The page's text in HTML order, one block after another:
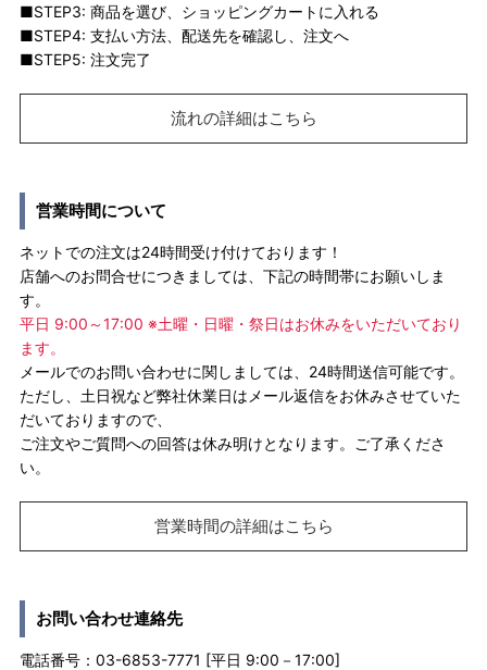
■STEP3: 商品を選び、ショッピングカートに入れる
■STEP4: 支払い方法、配送先を確認し、注文へ
■STEP5: 注文完了
流れの詳細はこちら
営業時間について
ネットでの注文は24時間受け付けております！
店舗へのお問合せにつきましては、下記の時間帯にお願いしま
す。
平日 9:00～17:00 ※土曜・日曜・祭日はお休みをいただいており
ます。
メールでのお問い合わせに関しましては、24時間送信可能です。
ただし、土日祝など弊社休業日はメール返信をお休みさせていた
だいておりますので、
ご注文やご質問への回答は休み明けとなります。ご了承くださ
い。
営業時間の詳細はこちら
お問い合わせ連絡先
電話番号：03-6853-7771 [平日 9:00－17:00]